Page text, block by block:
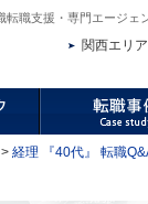
職支援・専門エージェ
関西エリア
経理 『40代』 転職